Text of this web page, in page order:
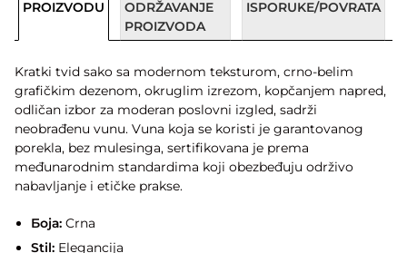
PROIZVODU
ODRŽAVANJE
PROIZVODA
ISPORUKE/POVRATA
Kratki tvid sako sa modernom teksturom, crno-belim
grafičkim dezenom, okruglim izrezom, kopčanjem napred,
odličan izbor za moderan poslovni izgled, sadrži
neobrađenu vunu. Vuna koja se koristi je garantovanog
porekla, bez mulesinga, sertifikovana je prema
međunarodnim standardima koji obezbeđuju održivo
nabavljanje i etičke prakse.
Боја:Crna
Stil:Elegancija